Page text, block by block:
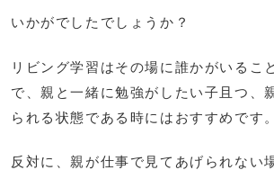
いかがでしたでしょうか？
リビング学習はその場に誰かがいるこ
で、親と一緒に勉強がしたい子且つ、
られる状態である時にはおすすめです。
反対に、親が仕事で見てあげられない